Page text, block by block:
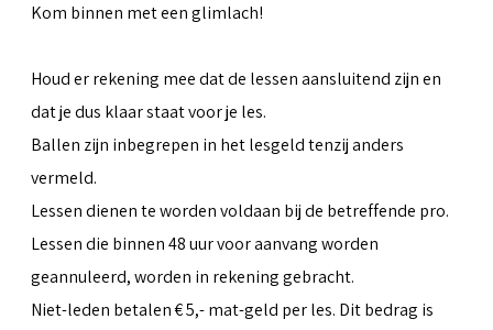
Kom binnen met een glimlach!
Houd er rekening mee dat de lessen aansluitend zijn en
dat je dus klaar staat voor je les.
Ballen zijn inbegrepen in het lesgeld tenzij anders
vermeld.
Lessen dienen te worden voldaan bij de betreffende pro.
Lessen die binnen 48 uur voor aanvang worden
geannuleerd, worden in rekening gebracht.
Niet-leden betalen € 5,- mat-geld per les. Dit bedrag is